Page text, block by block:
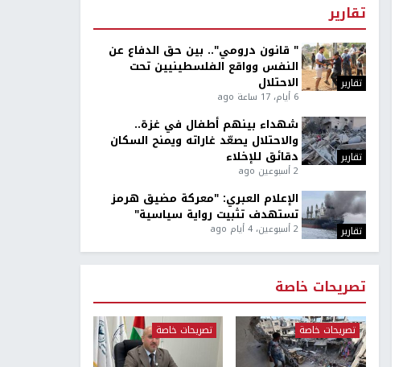
تقارير
تقارير
" قانون درومي".. بين حق الدفاع عن
النفس وواقع الفلسطينيين تحت
الاحتلال
6 أيام، 17 ساعة ago
تقارير
شهداء بينهم أطفال في غزة..
والاحتلال يصعّد غاراته ويمنح السكان
دقائق للإخلاء
2 أسبوعين ago
تقارير
الإعلام العبري: "معركة مضيق هرمز
تستهدف تثبيت رواية سياسية"
2 أسبوعين، 4 أيام ago
تصريحات خاصة
تصريحات خاصة تصريحات خاصة